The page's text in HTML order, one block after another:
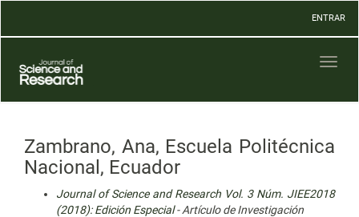
Contenido
Barra
lateral
ENTRAR
Zambrano, Ana, Escuela Politécnica
Nacional, Ecuador
Journal of Science and Research Vol. 3 Núm. JIEE2018
(2018): Edición Especial- Artículo de Investigación